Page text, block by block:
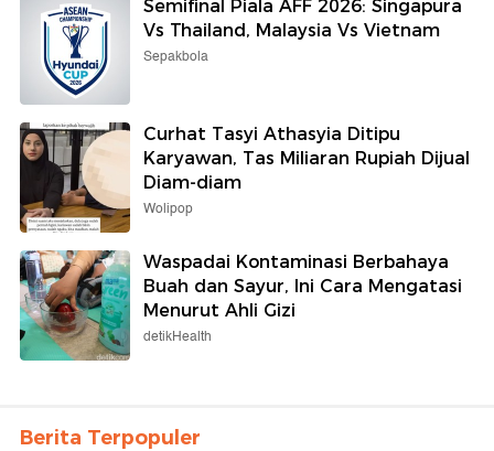
Semifinal Piala AFF 2026: Singapura
Vs Thailand, Malaysia Vs Vietnam
Sepakbola
Curhat Tasyi Athasyia Ditipu
Karyawan, Tas Miliaran Rupiah Dijual
Diam-diam
Wolipop
Waspadai Kontaminasi Berbahaya
Buah dan Sayur, Ini Cara Mengatasi
Menurut Ahli Gizi
detikHealth
Berita Terpopuler